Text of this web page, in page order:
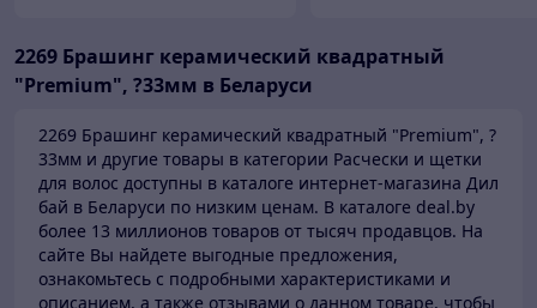
2269 Брашинг керамический квадратный
"Premium", ?33мм в Беларуси
2269 Брашинг керамический квадратный "Premium", ?
33мм и другие товары в категории Расчески и щетки
для волос доступны в каталоге интернет-магазина Дил
бай в Беларуси по низким ценам. В каталоге deal.by
более 13 миллионов товаров от тысяч продавцов. На
сайте Вы найдете выгодные предложения,
ознакомьтесь с подробными характеристиками и
описанием, а также отзывами о данном товаре, чтобы